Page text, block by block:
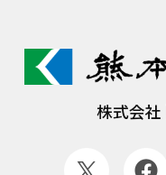
株式会社